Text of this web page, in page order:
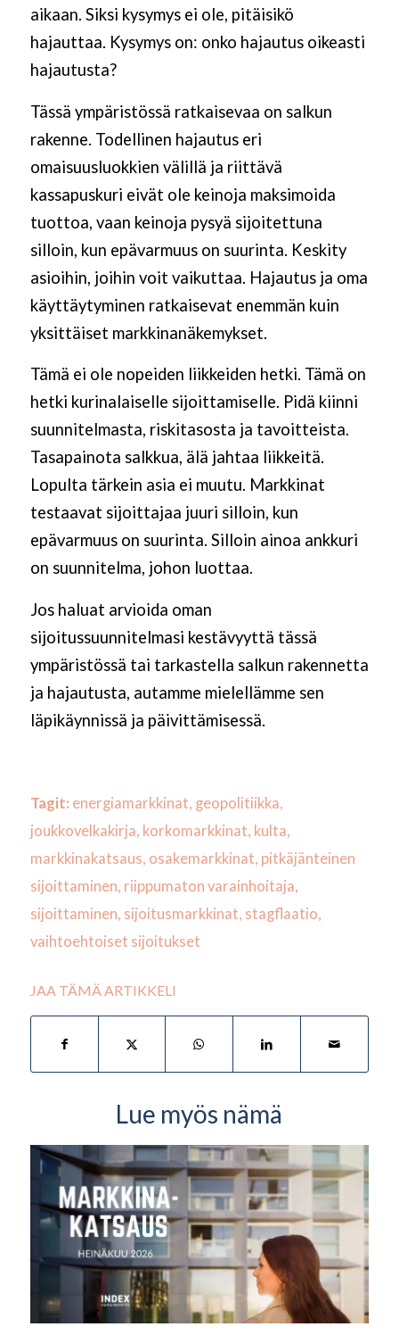
aikaan. Siksi kysymys ei ole, pitäisikö
hajauttaa. Kysymys on: onko hajautus oikeasti
hajautusta?
Tässä ympäristössä ratkaisevaa on salkun
rakenne. Todellinen hajautus eri
omaisuusluokkien välillä ja riittävä
kassapuskuri eivät ole keinoja maksimoida
tuottoa, vaan keinoja pysyä sijoitettuna
silloin, kun epävarmuus on suurinta. Keskity
asioihin, joihin voit vaikuttaa. Hajautus ja oma
käyttäytyminen ratkaisevat enemmän kuin
yksittäiset markkinanäkemykset.
Tämä ei ole nopeiden liikkeiden hetki. Tämä on
hetki kurinalaiselle sijoittamiselle. Pidä kiinni
suunnitelmasta, riskitasosta ja tavoitteista.
Tasapainota salkkua, älä jahtaa liikkeitä.
Lopulta tärkein asia ei muutu. Markkinat
testaavat sijoittajaa juuri silloin, kun
epävarmuus on suurinta. Silloin ainoa ankkuri
on suunnitelma, johon luottaa.
Jos haluat arvioida oman
sijoitussuunnitelmasi kestävyyttä tässä
ympäristössä tai tarkastella salkun rakennetta
ja hajautusta, autamme mielellämme sen
läpikäynnissä ja päivittämisessä.
Tagit: energiamarkkinat, geopolitiikka,
joukkovelkakirja, korkomarkkinat, kulta,
markkinakatsaus, osakemarkkinat, pitkäjänteinen
sijoittaminen, riippumaton varainhoitaja,
sijoittaminen, sijoitusmarkkinat, stagflaatio,
vaihtoehtoiset sijoitukset
JAA TÄMÄ ARTIKKELI
Lue myös nämä